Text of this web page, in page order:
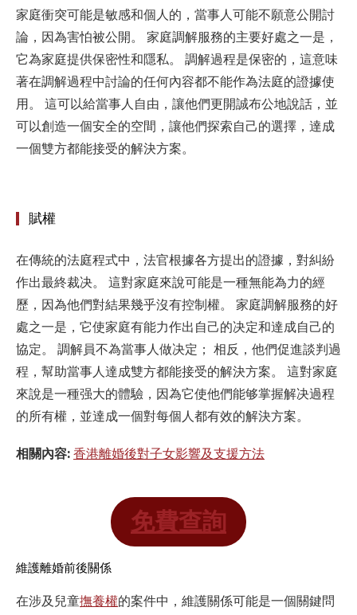
家庭衝突可能是敏感和個人的，當事人可能不願意公開討
論，因為害怕被公開。 家庭調解服務的主要好處之一是，
它為家庭提供保密性和隱私。 調解過程是保密的，這意味
著在調解過程中討論的任何內容都不能作為法庭的證據使
用。 這可以給當事人自由，讓他們更開誠布公地說話，並
可以創造一個安全的空間，讓他們探索自己的選擇，達成
一個雙方都能接受的解決方案。
賦權
在傳統的法庭程式中，法官根據各方提出的證據，對糾紛
作出最終裁决。 這對家庭來說可能是一種無能為力的經
歷，因為他們對結果幾乎沒有控制權。 家庭調解服務的好
處之一是，它使家庭有能力作出自己的决定和達成自己的
協定。 調解員不為當事人做决定； 相反，他們促進談判過
程，幫助當事人達成雙方都能接受的解決方案。 這對家庭
來說是一種强大的體驗，因為它使他們能够掌握解决過程
的所有權，並達成一個對每個人都有效的解決方案。
相關內容: 香港離婚後對子女影響及支援方法
免費查詢
維護離婚前後關係
在涉及兒童撫養權的案件中，維護關係可能是一個關鍵問